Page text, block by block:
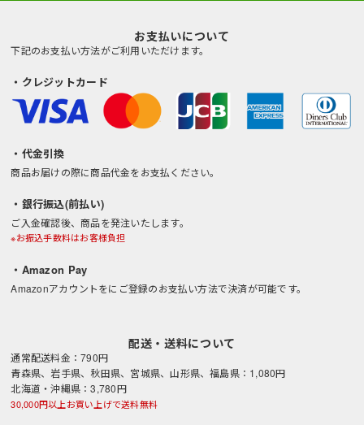
お支払いについて
下記のお支払い方法がご利用いただけます。
・クレジットカード
・代金引換
商品お届けの際に商品代金をお支払ください。
・銀行振込(前払い)
ご入金確認後、商品を発注いたします。
※お振込手数料はお客様負担
・Amazon Pay
Amazonアカウントをにご登録のお支払い方法で決済が可能です。
配送・送料について
通常配送料金：790円
青森県、岩手県、秋田県、宮城県、山形県、福島県：1,080円
北海道・沖縄県：3,780円
30,000円以上お買い上げで送料無料